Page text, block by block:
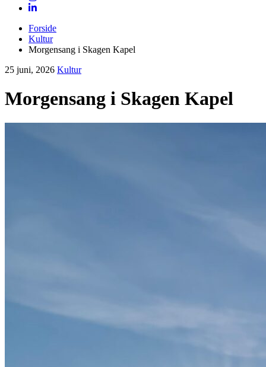
Forside
Kultur
Morgensang i Skagen Kapel
25 juni, 2026 Kultur
Morgensang i Skagen Kapel